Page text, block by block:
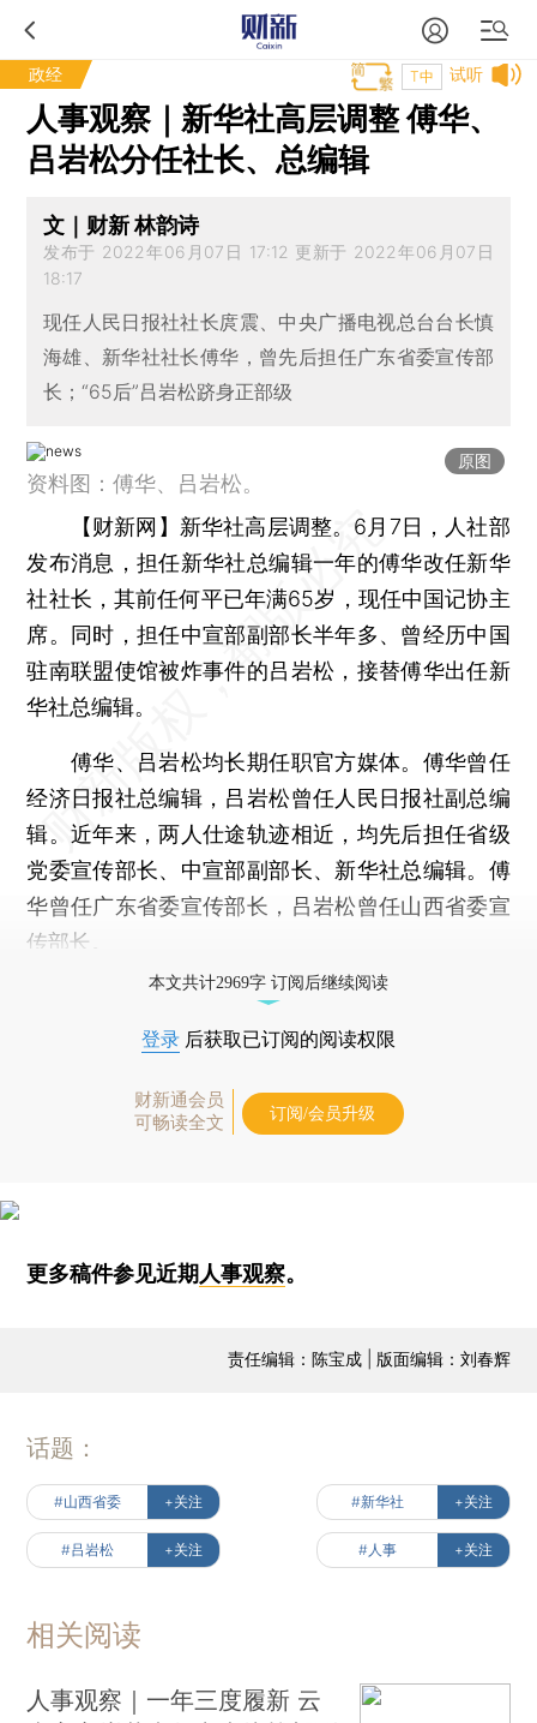
政经 试听
T中
人事观察｜新华社高层调整 傅华、
吕岩松分任社长、总编辑
文｜财新 林韵诗
发布于 2022年06月07日 17:12 更新于 2022年06月07日
18:17
现任人民日报社社长庹震、中央广播电视总台台长慎
海雄、新华社社长傅华，曾先后担任广东省委宣传部
长；“65后”吕岩松跻身正部级
原图
资料图：傅华、吕岩松。
【财新网】 新华社高层调整。6月7日，人社部
发布消息，担任新华社总编辑一年的傅华改任新华
社社长，其前任何平已年满65岁，现任中国记协主
席。同时，担任中宣部副部长半年多、曾经历中国
驻南联盟使馆被炸事件的吕岩松，接替傅华出任新
华社总编辑。
傅华、吕岩松均长期任职官方媒体。傅华曾任
经济日报社总编辑，吕岩松曾任人民日报社副总编
辑。近年来，两人仕途轨迹相近，均先后担任省级
党委宣传部长、中宣部副部长、新华社总编辑。傅
华曾任广东省委宣传部长，吕岩松曾任山西省委宣
传部长。
本文共计2969字 订阅后继续阅读
登录 后获取已订阅的阅读权限
财新通会员
可畅读全文
订阅/会员升级
更多稿件参见近期 人事观察。
责任编辑：陈宝成 | 版面编辑：刘春辉
话题：
#山西省委 +关注 #新华社 +关注
#吕岩松 +关注 #人事 +关注
相关阅读
人事观察｜一年三度履新 云